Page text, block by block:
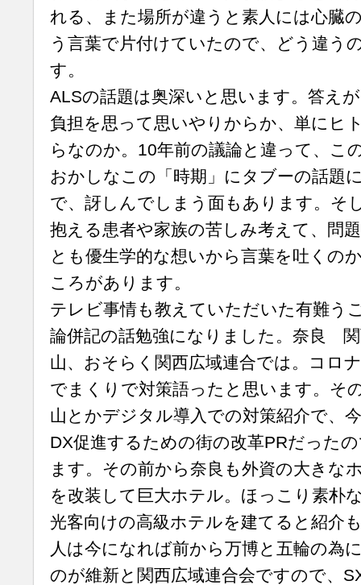
れる、また場所が違うと素人には心臓
う言葉で片付けていたので、どう違う
す。
ALSの話題は奥深いと思います。答え
負担を思って思いやりからか、単にヒ
らなのか。10年前の議論と違って、こ
おかしなこの「時期」にタブーの話題
で、訝しんでしまう面もあります。そ
抱える患者や家族の苦しみ考えて、問
とも優生学的な想いから言葉を吐くの
ころがあります。
テレビ事情も教えていただいた有難う
論併記の話勉強になりました。奈良 関
山、おそらく関西広域連合では。コロ
でまくりで対策語ったと思います。そ
山とかデジタル導入での対策紹介で、
DX促進するための街の改革PRだった
ます。その前から奈良も外資の大きな
を改装して巨大ホテル。ほっこり素朴
光客向けの高級ホテルを建てると紹介
人は今になれば前から万博と五輪の為
のが維新と関西広域連合会ですので、